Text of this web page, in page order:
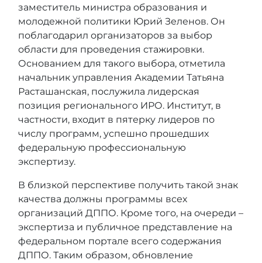
заместитель министра образования и
молодежной политики Юрий Зеленов. Он
поблагодарил организаторов за выбор
области для проведения стажировки.
Основанием для такого выбора, отметила
начальник управления Академии Татьяна
Расташанская, послужила лидерская
позиция регионального ИРО. Институт, в
частности, входит в пятерку лидеров по
числу программ, успешно прошедших
федеральную профессиональную
экспертизу.
В близкой перспективе получить такой знак
качества должны программы всех
организаций ДППО. Кроме того, на очереди –
экспертиза и публичное представление на
федеральном портале всего содержания
ДППО. Таким образом, обновление